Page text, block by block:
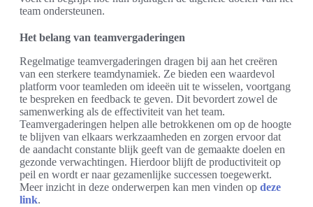
team ondersteunen.
Het belang van teamvergaderingen
Regelmatige teamvergaderingen dragen bij aan het creëren
van een sterkere teamdynamiek. Ze bieden een waardevol
platform voor teamleden om ideeën uit te wisselen, voortgang
te bespreken en feedback te geven. Dit bevordert zowel de
samenwerking als de effectiviteit van het team.
Teamvergaderingen helpen alle betrokkenen om op de hoogte
te blijven van elkaars werkzaamheden en zorgen ervoor dat
de aandacht constante blijk geeft van de gemaakte doelen en
gezonde verwachtingen. Hierdoor blijft de productiviteit op
peil en wordt er naar gezamenlijke successen toegewerkt.
Meer inzicht in deze onderwerpen kan men vinden op deze
link.